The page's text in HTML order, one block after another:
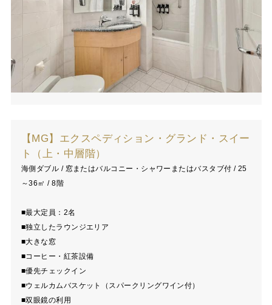
【MG】エクスペディション・グランド・スイー
ト（上・中層階）
海側ダブル / 窓またはバルコニー・シャワーまたはバスタブ付 / 25
～36㎡ / 8階
■最大定員：2名
■独立したラウンジエリア
■大きな窓
■コーヒー・紅茶設備
■優先チェックイン
■ウェルカムバスケット（スパークリングワイン付）
■双眼鏡の利用